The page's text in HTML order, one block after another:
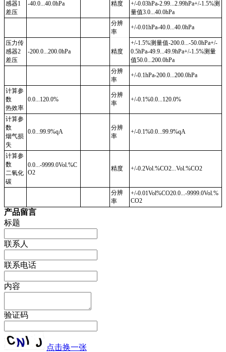
感器1
差压
-40.0...40.0hPa 精度 +/-0.03hPa-2.99...2.99hPa+/-1.5%测
量值3.0...40.0hPa
分辨
率
+/-0.01hPa-40.0...40.0hPa
压力传
感器2
差压
-200.0...200.0hPa 精度
+/-1.5%测量值-200.0...-50.0hPa+/-
0.5hPa-49.9...49.9hPa+/-1.5%测量
值50.0...200.0hPa
分辨
率
+/-0.1hPa-200.0...200.0hPa
计算参
数
热效率
0.0...120.0%
分辨
率
+/-0.1%0.0...120.0%
计算参
数
烟气损
失
0.0...99.9%qA
分辨
率
+/-0.1%0.0...99.9%qA
计算参
数
二氧化
碳
0.0...-9999.0Vol.%C
O2
精度 +/-0.2Vol.%CO2...Vol.%CO2
分辨
率
+/-0.01Vol%CO20.0...-9999.0Vol.%
CO2
产品留言
标题
联系人
联系电话
内容
验证码
点击换一张